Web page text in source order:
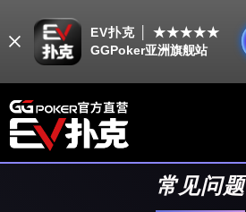
EV扑克 │ ★★★★★
GGPoker亚洲旗舰站
常见问题